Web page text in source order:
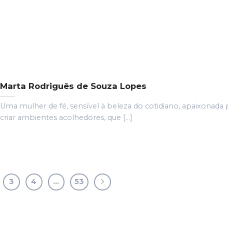
Marta Rodriguês de Souza Lopes
Uma mulher de fé, sensível à beleza do cotidiano, apaixonada
criar ambientes acolhedores, que [...]
3 4 … 53